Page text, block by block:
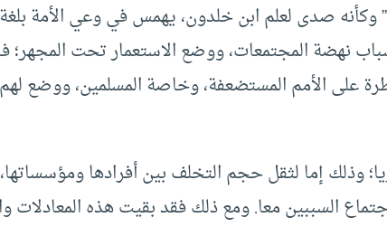
” وكأنه صدى لعلم ابن خلدون، يهمس في وعي الأمة
نهضة المجتمعات، ووضع الاستعمار تحت المجهر؛
على الأمم المستضعفة، وخاصة المسلمين، ووضع
وذلك إما لثقل حجم التخلف بين أفرادها
السببين معا. ومع ذلك فقد بقيت هذه المعادلات